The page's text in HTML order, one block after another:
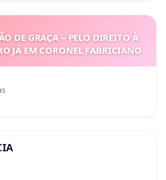
qualquer utilização que
dos atributos que justifiquem sua
lei, para instalação de obra ou
causadora de significativa
estudo prévio de
a comercialização e o
e substâncias que
a vida, a qualidade de vida e o
DE GRAÇA – PELO DIREITO À
JÁ EM CORONEL FABRICIANO